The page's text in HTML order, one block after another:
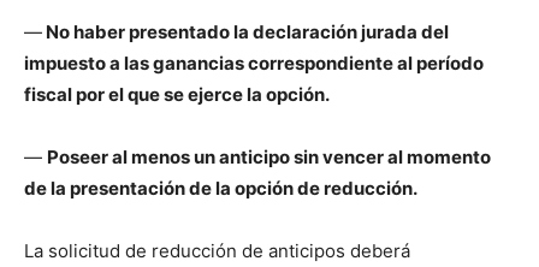
— No haber presentado la declaración jurada del
impuesto a las ganancias correspondiente al período
fiscal por el que se ejerce la opción.
— Poseer al menos un anticipo sin vencer al momento
de la presentación de la opción de reducción.
La solicitud de reducción de anticipos deberá